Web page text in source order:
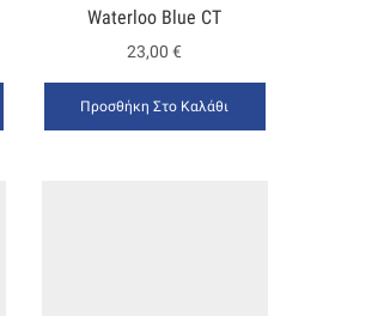
Waterloo Blue CT
23,00€
Προσθήκη Στο Καλάθι